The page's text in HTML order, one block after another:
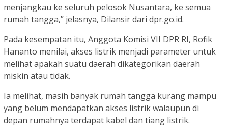
menjangkau ke seluruh pelosok Nusantara, ke semua
rumah tangga,” jelasnya, Dilansir dari dpr.go.id.
Pada kesempatan itu, Anggota Komisi VII DPR RI, Rofik
Hananto menilai, akses listrik menjadi parameter untuk
melihat apakah suatu daerah dikategorikan daerah
miskin atau tidak.
Ia melihat, masih banyak rumah tangga kurang mampu
yang belum mendapatkan akses listrik walaupun di
depan rumahnya terdapat kabel dan tiang listrik.